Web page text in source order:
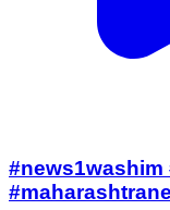
#news1washim